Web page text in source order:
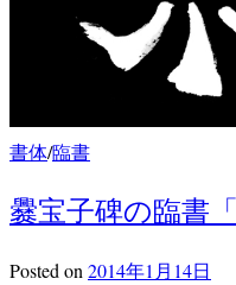
書体/臨書
爨宝子碑の臨書「
Postedon2014年1月14日